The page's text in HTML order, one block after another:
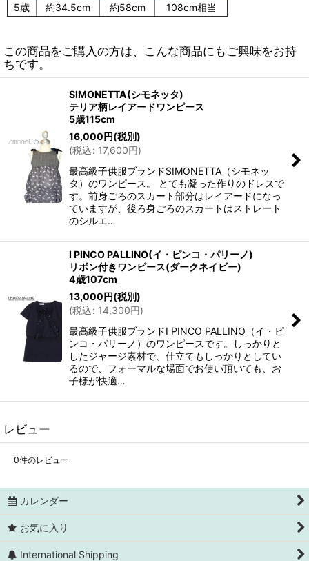
5歳
約34.5cm 約58cm 108cm相当
この商品をご購入の方は、こんな商品にもご興味をお持
ちです。
SIMONETTA(シモネッタ)
テリア柄レイアードワンピース
5歳115cm
16,000円(税別)
(税込: 17,600円)
最高級子供服ブランドSIMONETTA（シモネッ
タ）のワンピース。 とても凝った作りのドレスで
す。前身ごろのスカート部分はレイアードになっ
ていますが、後ろ身ごろのスカートはストレート
のシルエ…
I PINCO PALLINO(イ・ピンコ・パリーノ)
リボン付きワンピース(ダークネイビー)
4歳107cm
13,000円(税別)
(税込: 14,300円)
最高級子供服ブランドI PINCO PALLINO（イ・ピ
ンコ・パリーノ）のワンピースです。しっかりと
したジャージ素材で、仕立てもしっかりとしてい
るので、フォーマルな場面でお使い頂いても、お
子様が快適…
レビュー
0件のレビュー
カレンダー
お気に入り
International Shipping